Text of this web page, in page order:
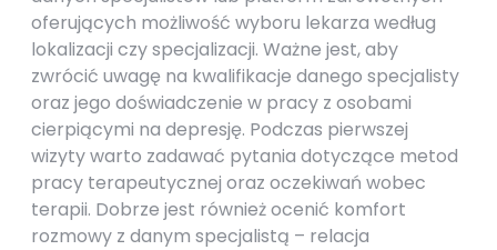
oferujących możliwość wyboru lekarza według
lokalizacji czy specjalizacji. Ważne jest, aby
zwrócić uwagę na kwalifikacje danego specjalisty
oraz jego doświadczenie w pracy z osobami
cierpiącymi na depresję. Podczas pierwszej
wizyty warto zadawać pytania dotyczące metod
pracy terapeutycznej oraz oczekiwań wobec
terapii. Dobrze jest również ocenić komfort
rozmowy z danym specjalistą – relacja